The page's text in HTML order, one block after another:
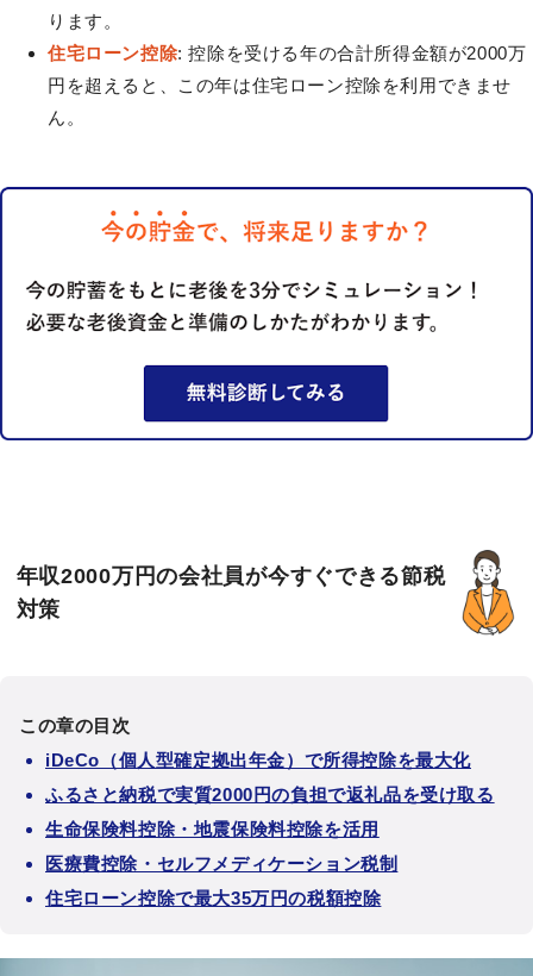
ります。
住宅ローン控除: 控除を受ける年の合計所得金額が2000万
円を超えると、この年は住宅ローン控除を利用できませ
ん。
年収2000万円の会社員が今すぐできる節税
対策
この章の目次
iDeCo（個人型確定拠出年金）で所得控除を最大化
ふるさと納税で実質2000円の負担で返礼品を受け取る
生命保険料控除・地震保険料控除を活用
医療費控除・セルフメディケーション税制
住宅ローン控除で最大35万円の税額控除